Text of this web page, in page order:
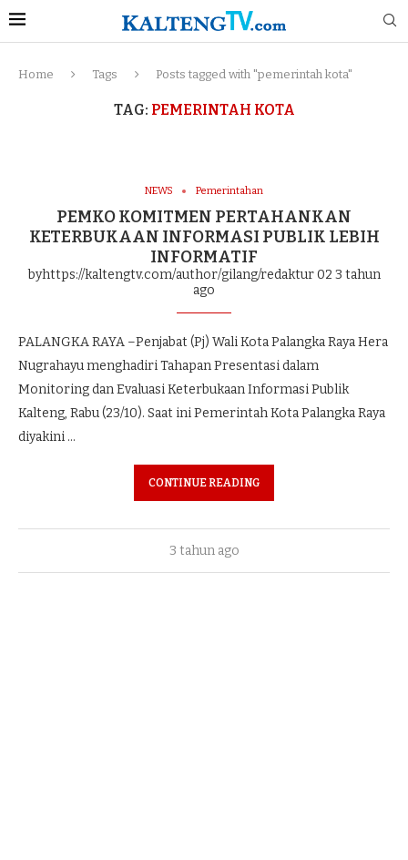
Home Tags Posts tagged with "pemerintah kota"
TAG: PEMERINTAH KOTA
NEWS Pemerintahan
PEMKO KOMITMEN PERTAHANKAN
KETERBUKAAN INFORMASI PUBLIK LEBIH
INFORMATIF
byhttps://kaltengtv.com/author/gilang/redaktur 02 3 tahun
ago
PALANGKA RAYA –Penjabat (Pj) Wali Kota Palangka Raya Hera
Nugrahayu menghadiri Tahapan Presentasi dalam
Monitoring dan Evaluasi Keterbukaan Informasi Publik
Kalteng, Rabu (23/10). Saat ini Pemerintah Kota Palangka Raya
diyakini …
CONTINUE READING
3 tahun ago